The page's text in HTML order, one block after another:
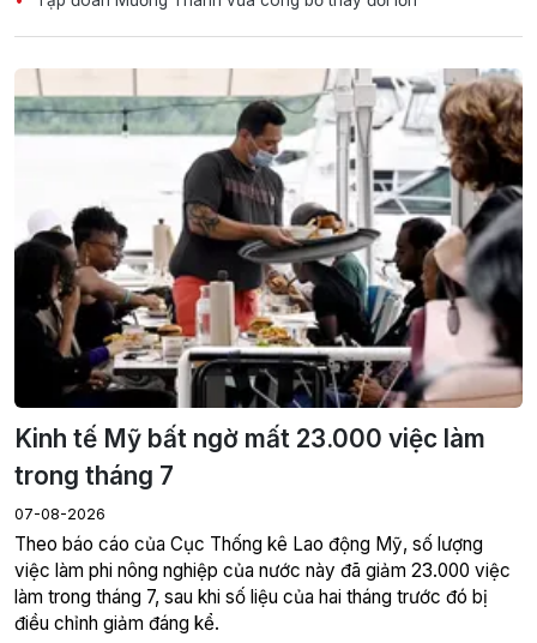
Kinh tế Mỹ bất ngờ mất 23.000 việc làm
trong tháng 7
07-08-2026
Theo báo cáo của Cục Thống kê Lao động Mỹ, số lượng
việc làm phi nông nghiệp của nước này đã giảm 23.000 việc
làm trong tháng 7, sau khi số liệu của hai tháng trước đó bị
điều chỉnh giảm đáng kể.